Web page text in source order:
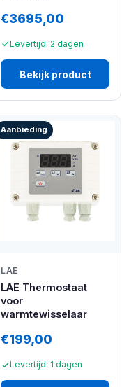
€3695,00
Levertijd: 2 dagen
Bekijk product
Aanbieding
LAE
LAE Thermostaat
voor
warmtewisselaar
€199,00
Levertijd: 1 dagen